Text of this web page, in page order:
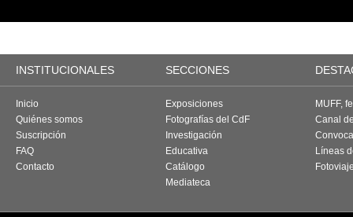
INSTITUCIONALES SECCIONES
Inicio
Quiénes somos
Suscripción
FAQ
Contacto
Exposiciones
Fotografías del CdF
Investigación
Educativa
Catálogo
Mediateca
MUFF,
Canal
Líneas